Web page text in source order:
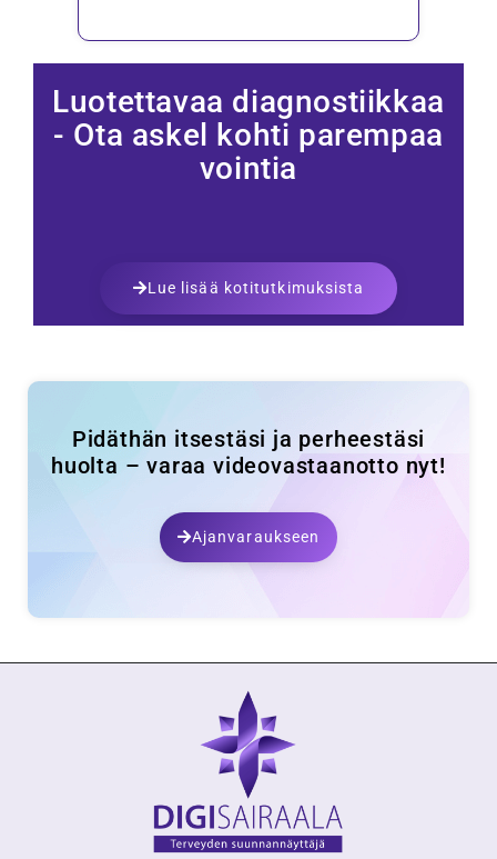
Luotettavaa diagnostiikkaa
- Ota askel kohti parempaa
vointia
Lue lisää kotitutkimuksista
Pidäthän itsestäsi ja perheestäsi
huolta – varaa videovastaanotto nyt!
Ajanvaraukseen